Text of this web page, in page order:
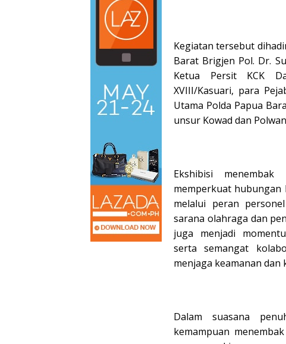
‎Kegiatan tersebut
Barat Brigjen Pol. Dr.
Ketua Persit KCK
XVIII/Kasuari, para
Utama Polda Papua
unsur Kowad dan
‎Ekshibisi
memperkuat hubungan
melalui peran
sarana olahraga dan
juga menjadi
serta semangat
menjaga keamanan
‎Dalam suasana
kemampuan